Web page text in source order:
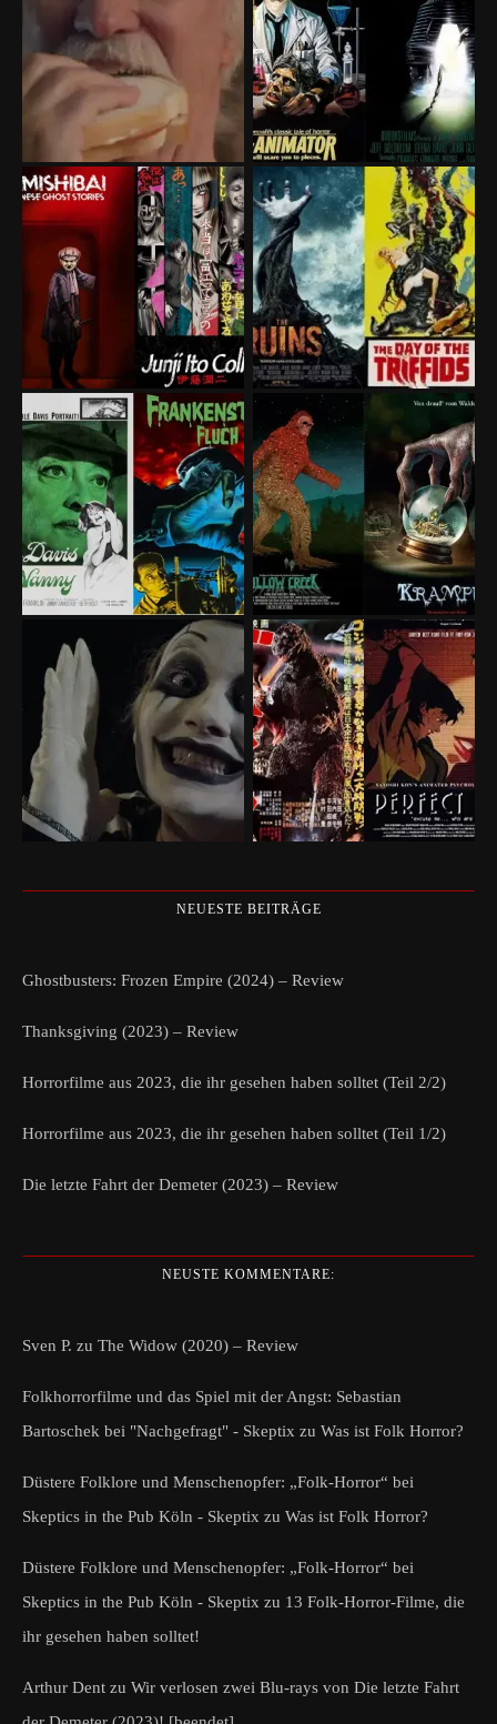
NEUESTE BEITRÄGE
Ghostbusters: Frozen Empire (2024) – Review
Thanksgiving (2023) – Review
Horrorfilme aus 2023, die ihr gesehen haben solltet (Teil 2/2)
Horrorfilme aus 2023, die ihr gesehen haben solltet (Teil 1/2)
Die letzte Fahrt der Demeter (2023) – Review
NEUSTE KOMMENTARE:
Sven P. zu The Widow (2020) – Review
Folkhorrorfilme und das Spiel mit der Angst: Sebastian
Bartoschek bei "Nachgefragt" - Skeptix zu Was ist Folk Horror?
Düstere Folklore und Menschenopfer: „Folk-Horror“ bei
Skeptics in the Pub Köln - Skeptix zu Was ist Folk Horror?
Düstere Folklore und Menschenopfer: „Folk-Horror“ bei
Skeptics in the Pub Köln - Skeptix zu 13 Folk-Horror-Filme, die
ihr gesehen haben solltet!
Arthur Dent zu Wir verlosen zwei Blu-rays von Die letzte Fahrt